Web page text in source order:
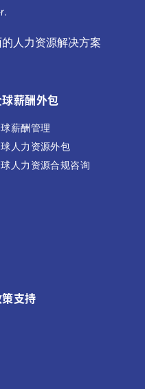
人力资源解决方案
薪酬外包
薪酬管理
人力资源外包
人力资源合规咨询
支持